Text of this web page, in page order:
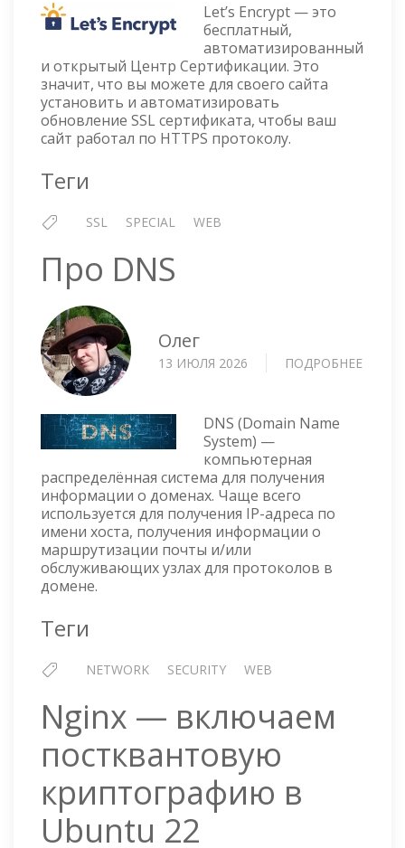
Let’s Encrypt — это
бесплатный,
автоматизированный
и открытый Центр Сертификации. Это
значит, что вы можете для своего сайта
установить и автоматизировать
обновление SSL сертификата, чтобы ваш
сайт работал по HTTPS протоколу.
Теги
SSL SPECIAL WEB
Про DNS
Олег
13 ИЮЛЯ 2026 ПОДРОБНЕЕ
DNS (Domain Name
System) —
компьютерная
распределённая система для получения
информации о доменах. Чаще всего
используется для получения IP-адреса по
имени хоста, получения информации о
маршрутизации почты и/или
обслуживающих узлах для протоколов в
домене.
Теги
NETWORK SECURITY WEB
Nginx — включаем
постквантовую
криптографию в
Ubuntu 22